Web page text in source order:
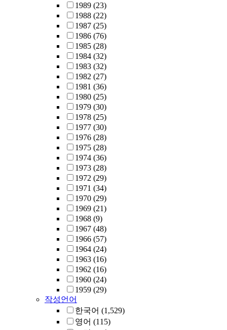
1989 (23)
1988 (22)
1987 (25)
1986 (76)
1985 (28)
1984 (32)
1983 (32)
1982 (27)
1981 (36)
1980 (25)
1979 (30)
1978 (25)
1977 (30)
1976 (28)
1975 (28)
1974 (36)
1973 (28)
1972 (29)
1971 (34)
1970 (29)
1969 (21)
1968 (9)
1967 (48)
1966 (57)
1964 (24)
1963 (16)
1962 (16)
1960 (24)
1959 (29)
작성언어
한국어 (1,529)
영어 (115)